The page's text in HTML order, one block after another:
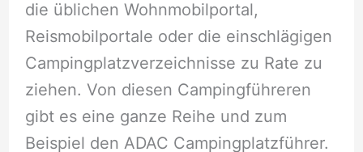
die üblichen Wohnmobilportal,
Reismobilportale oder die einschlägigen
Campingplatzverzeichnisse zu Rate zu
ziehen. Von diesen Campingführeren
gibt es eine ganze Reihe und zum
Beispiel den ADAC Campingplatzführer.